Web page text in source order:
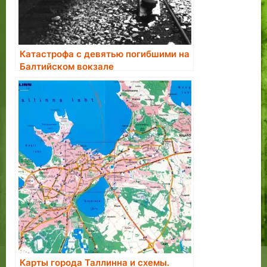
Катастрофа с девятью погибшими на
Балтийском вокзале
Карты города Таллинна и схемы.